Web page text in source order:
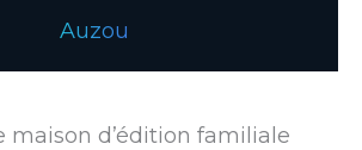
Auzou
maison d’édition familiale